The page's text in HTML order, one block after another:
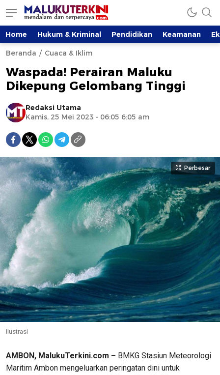
Home Hukum & Kriminal Pendidikan Keamanan
Beranda Cuaca & Iklim
Waspada! Perairan Maluku
Dikepung Gelombang Tinggi
Redaksi Utama
Kamis, 25 Mei 2023 - 06:05 6:05 am
Perbesar
Ilustrasi
AMBON, MalukuTerkini.com – BMKG Stasiun Meteorologi
Maritim Ambon mengeluarkan peringatan dini untuk